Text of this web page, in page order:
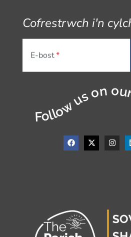
Cofrestrwch i'n
E-bost
Follow us on